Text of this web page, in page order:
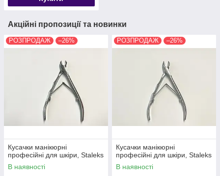
Акційні пропозиції та новинки
РОЗПРОДАЖ –26%
Кусачки манікюрні
професійні для шкіри, Staleks
В наявності
РОЗПРОДАЖ –26%
Кусачки манікюрні
професійні для шкіри, Staleks
В наявності